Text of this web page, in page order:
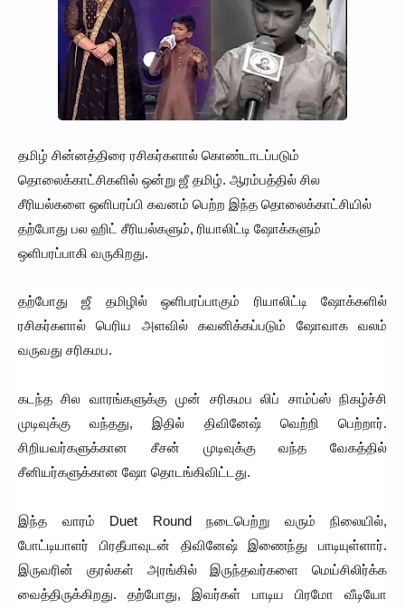
தமிழ் சின்னத்திரை ரசிகர்களால் கொண்டாடப்படும்
தொலைக்காட்சிகளில் ஒன்று ஜீ தமிழ். ஆரம்பத்தில் சில
சீரியல்களை ஒளிபரப்பி கவனம் பெற்ற இந்த தொலைக்காட்சியில்
தற்போது பல ஹிட் சீரியல்களும், ரியாலிட்டி ஷோக்களும்
ஒளிபரப்பாகி வருகிறது.
தற்போது ஜீ தமிழில் ஒளிபரப்பாகும் ரியாலிட்டி ஷோக்களில்
ரசிகர்களால் பெரிய அளவில் கவனிக்கப்படும் ஷோவாக வலம்
வருவது சரிகமப.
கடந்த சில வாரங்களுக்கு முன் சரிகமப லிப் சாம்ப்ஸ் நிகழ்ச்சி
முடிவுக்கு வந்தது, இதில் திவினேஷ் வெற்றி பெற்றார்.
சிறியவர்களுக்கான சீசன் முடிவுக்கு வந்த வேகத்தில்
சீனியர்களுக்கான ஷோ தொடங்கிவிட்டது.
இந்த வாரம் Duet Round நடைபெற்று வரும் நிலையில்,
போட்டியாளர் பிரதீபாவுடன் திவினேஷ் இணைந்து பாடியுள்ளார்.
இருவரின் குரல்கள் அரங்கில் இருந்தவர்களை மெய்சிலிர்க்க
வைத்திருக்கிறது. தற்போது, இவர்கள் பாடிய பிரமோ வீடியோ